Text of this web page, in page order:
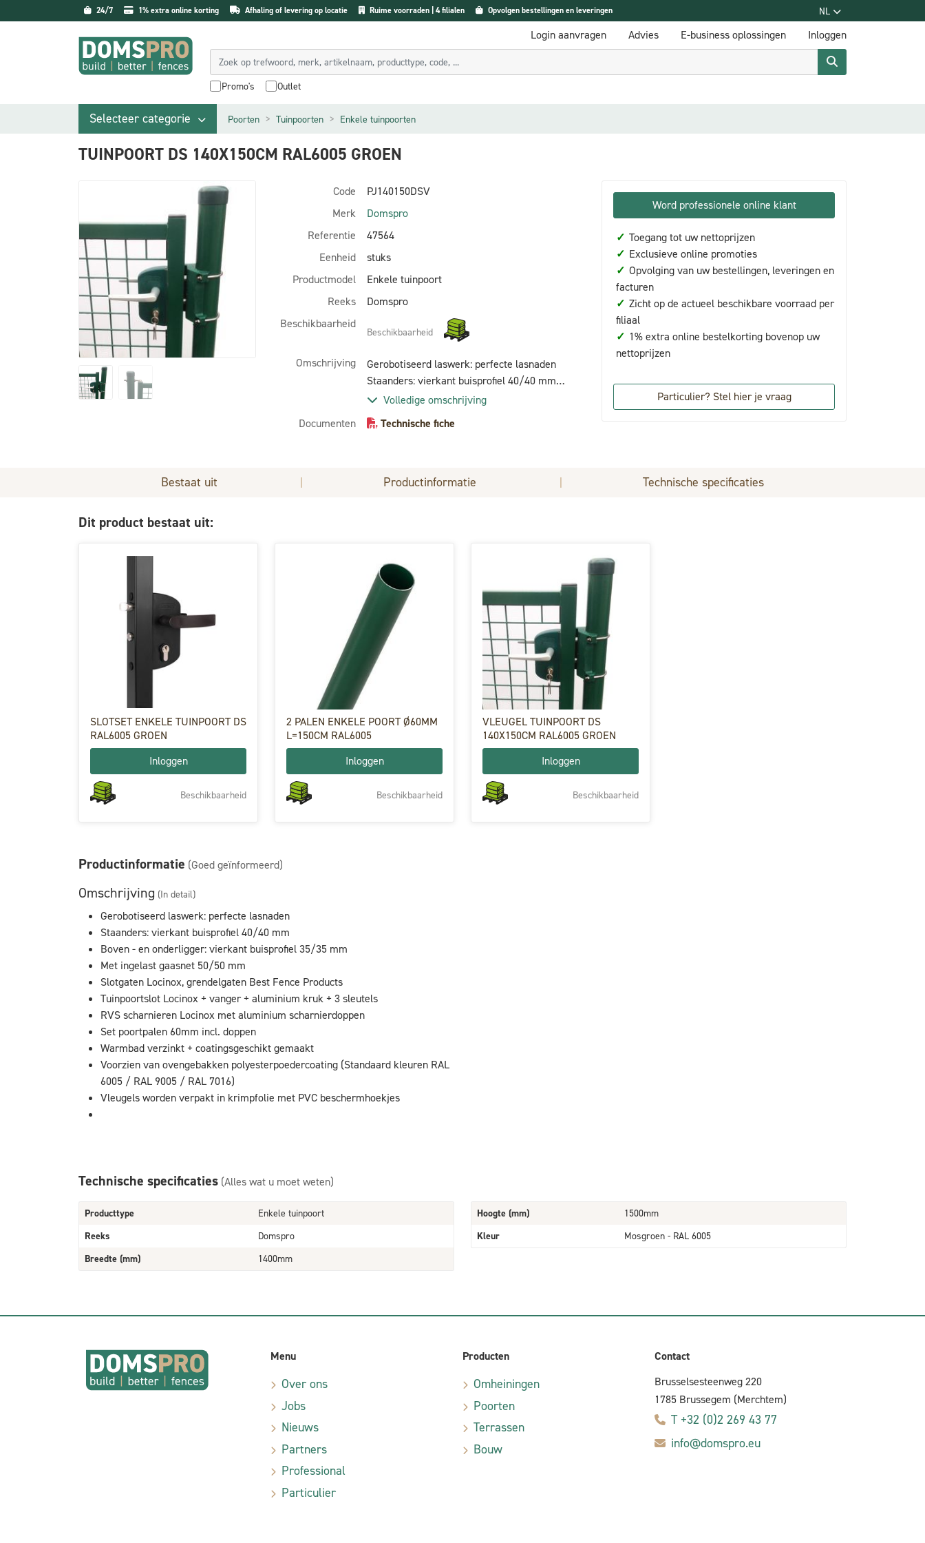
24/7 1% extra online korting Afhaling of levering op locatie Ruime voorraden | 4 filialen Opvolgen bestellingen en leveringen NL
Login aanvragen Advies E-business oplossingen Inloggen
Promo's Outlet
Selecteer categorie Poorten Tuinpoorten Enkele tuinpoorten
TUINPOORT DS 140X150CM RAL6005 GROEN
Code
PJ140150DSV
Merk
Domspro
Referentie
47564
Eenheid
stuks
Productmodel
Enkele tuinpoort
Reeks
Domspro
Beschikbaarheid
Beschikbaarheid
Omschrijving
Gerobotiseerd laswerk: perfecte lasnaden
Staanders: vierkant buisprofiel 40/40 mm
Boven - en onderligger: vierkant buisprofiel
Slotgaten Locinox, grendelgaten Best Fence
Locinox met aluminium scharnierdoppen Set
RAL 7016) Vleugels worden verpakt in
krimpfolie met PVC beschermhoekjes
Volledige omschrijving
Documenten
Technische fiche
Word professionele online klant
✓ Toegang tot uw nettoprijzen
✓ Exclusieve online promoties
✓ Opvolging van uw bestellingen, leveringen en
facturen
✓ Zicht op de actueel beschikbare voorraad per
filiaal
✓ 1% extra online bestelkorting bovenop uw
nettoprijzen
Particulier? Stel hier je vraag
Bestaat uit | Productinformatie | Technische specificaties
Dit product bestaat uit:
SLOTSET ENKELE TUINPOORT DS
RAL6005 GROEN
Inloggen
Beschikbaarheid
2 PALEN ENKELE POORT Ø60MM
L=150CM RAL6005
Inloggen
Beschikbaarheid
VLEUGEL TUINPOORT DS
140X150CM RAL6005 GROEN
Inloggen
Beschikbaarheid
Productinformatie (Goed geïnformeerd)
Omschrijving (In detail)
Gerobotiseerd laswerk: perfecte lasnaden
Staanders: vierkant buisprofiel 40/40 mm
Boven - en onderligger: vierkant buisprofiel 35/35 mm
Met ingelast gaasnet 50/50 mm
Slotgaten Locinox, grendelgaten Best Fence Products
Tuinpoortslot Locinox + vanger + aluminium kruk + 3 sleutels
RVS scharnieren Locinox met aluminium scharnierdoppen
Set poortpalen 60mm incl. doppen
Warmbad verzinkt + coatingsgeschikt gemaakt
Voorzien van ovengebakken polyesterpoedercoating (Standaard kleuren RAL
6005 / RAL 9005 / RAL 7016)
Vleugels worden verpakt in krimpfolie met PVC beschermhoekjes
Technische specificaties (Alles wat u moet weten)
Producttype
Enkele tuinpoort
Reeks
Domspro
Breedte (mm)
1400mm
Hoogte (mm)
1500mm
Kleur
Mosgroen - RAL 6005
Menu
Over ons
Jobs
Nieuws
Partners
Professional
Particulier
Producten
Omheiningen
Poorten
Terrassen
Bouw
Contact
Brusselsesteenweg 220
1785 Brussegem (Merchtem)
T +32 (0)2 269 43 77
info@domspro.eu